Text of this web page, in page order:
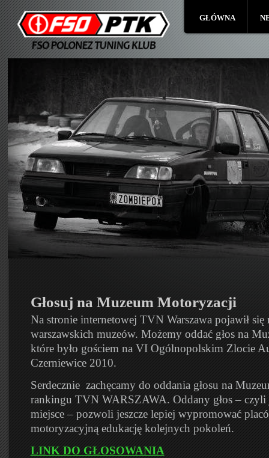
GŁÓWNA
Głosuj na Muzeum Motoryzacji
Na stronie internetowej TVN Warszawa pojawił się
warszawskich muzeów. Możemy oddać głos na
które było gościem na VI Ogólnopolskim Zlocie
Czerniewice 2010.
Serdecznie zachęcamy do oddania głosu na
rankingu TVN WARSZAWA. Oddany głos – czyli
miejsce – pozwoli jeszcze lepiej wypromować
motoryzacyjną edukację kolejnych pokoleń.
LINK DO GŁOSOWANIA